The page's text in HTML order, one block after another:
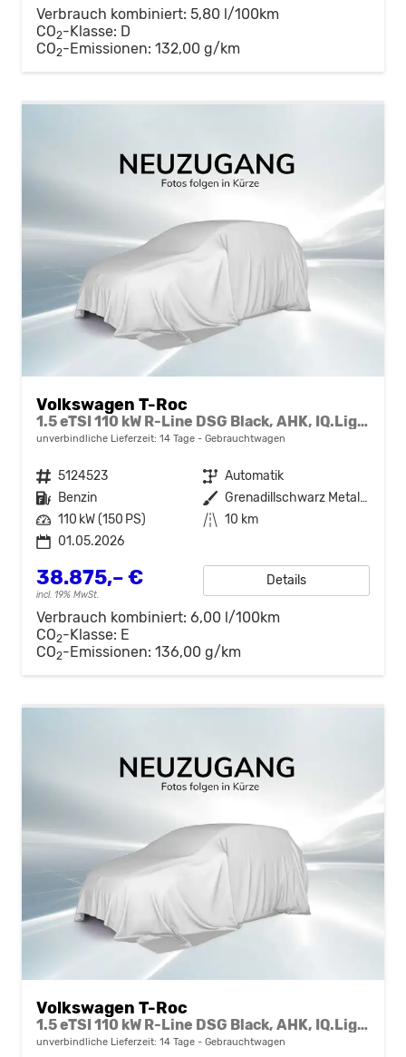
Verbrauch kombiniert: 5,80 l/100km
CO2-Klasse: D
CO2-Emissionen: 132,00 g/km
Volkswagen T-Roc
1.5 eTSI 110 kW R-Line DSG Black, AHK, IQ.Light, Kamera, el. Klappe, Winter, 19-Zoll
unverbindliche Lieferzeit: 14 Tage Gebrauchtwagen
Fahrzeugnr. 5124523 Getriebe Automatik
Kraftstoff Benzin Außenfarbe
Grenadillschwarz Metallic
Leistung 110 kW (150 PS) Kilometerstand 10 km
01.05.2026
38.875,– €
incl. 19% MwSt.
Details
Verbrauch kombiniert: 6,00 l/100km
CO2-Klasse: E
CO2-Emissionen: 136,00 g/km
Volkswagen T-Roc
1.5 eTSI 110 kW R-Line DSG Black, AHK, IQ.Light, Kamera, el. Klappe, Winter, 19-Zoll
unverbindliche Lieferzeit: 14 Tage Gebrauchtwagen